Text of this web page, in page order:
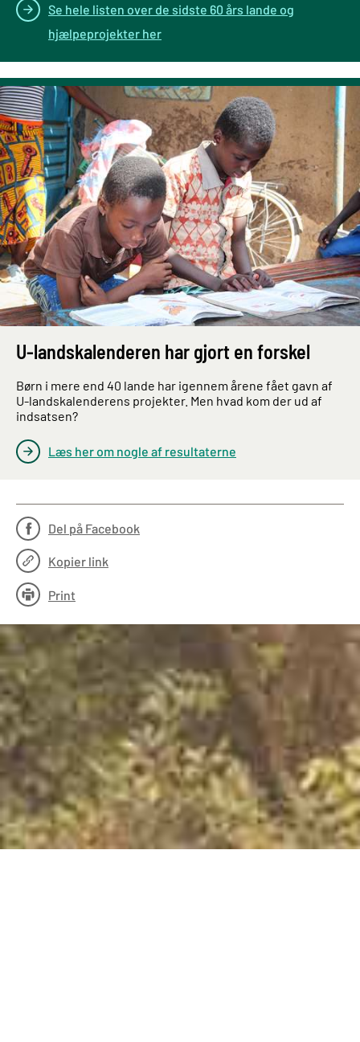
Se hele listen over de sidste 60 års lande og
hjælpeprojekter her
U-landskalenderen har gjort en forskel
Børn i mere end 40 lande har igennem årene fået gavn af
U-landskalenderens projekter. Men hvad kom der ud af
indsatsen?
Læs her om nogle af resultaterne
Del på Facebook
Kopier link
Print